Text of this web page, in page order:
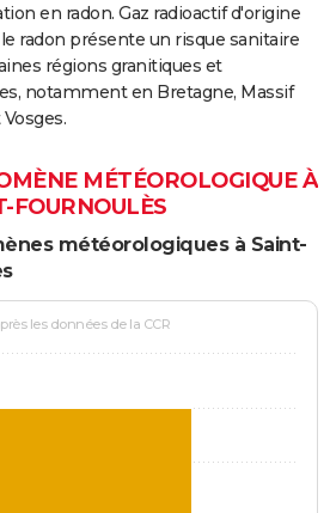
en radon. Gaz radioactif d'origine
radon présente un risque sanitaire
régions granitiques et
notamment en Bretagne, Massif
MÉTÉOROLOGIQUE À
FOURNOULÈS
météorologiques à Saint-
les données de la CCR